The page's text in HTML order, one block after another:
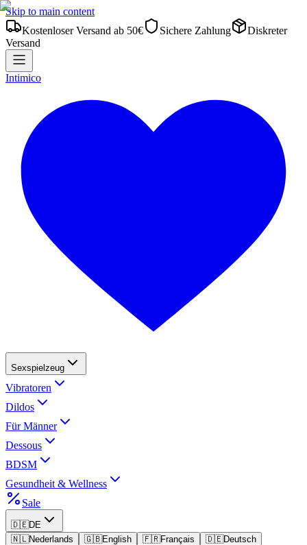
Skip to main content
Kostenloser Versand ab 50€
Sichere Zahlung
Diskreter
Versand
Intimico
Sexspielzeug
Vibratoren
Dildos
Für Männer
Dessous
BDSM
Gesundheit & Wellness
Sale
🇩🇪DE
🇳🇱Nederlands 🇬🇧English 🇫🇷Français 🇩🇪Deutsch